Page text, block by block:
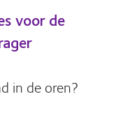
voor de
in de oren?